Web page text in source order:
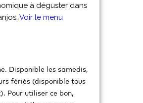
à déguster dans
Voir le menu
Disponible les samedis,
fériés (disponible tous
Pour utiliser ce bon,